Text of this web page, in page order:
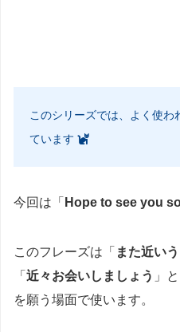
このシリーズでは、よく使わ
ています
今回は「 Hope to see you
このフレーズは「 また近い
「 近々お会いしましょう 」
を願う場面で使います。